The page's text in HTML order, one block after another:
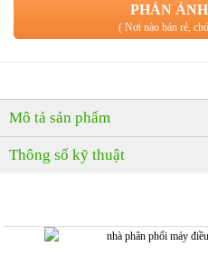
PHẢN
( Nơi nào bán rẻ,
Mô tả sản phẩm
Thông số kỹ thuật